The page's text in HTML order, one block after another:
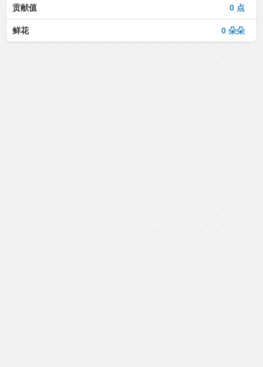
0 点
贡献值
0 朵朵
鲜花